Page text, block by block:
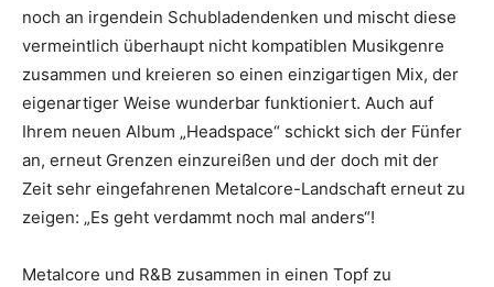
noch an irgendein Schubladendenken und mischt diese
vermeintlich überhaupt nicht kompatiblen Musikgenre
zusammen und kreieren so einen einzigartigen Mix, der
eigenartiger Weise wunderbar funktioniert. Auch auf
Ihrem neuen Album „Headspace“ schickt sich der Fünfer
an, erneut Grenzen einzureißen und der doch mit der
Zeit sehr eingefahrenen Metalcore-Landschaft erneut zu
zeigen: „Es geht verdammt noch mal anders“!
Metalcore und R&B zusammen in einen Topf zu